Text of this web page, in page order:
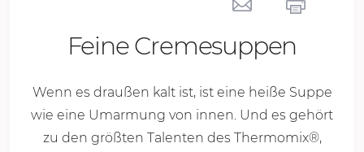
Feine Cremesuppen
Wenn es draußen kalt ist, ist eine heiße Suppe
wie eine Umarmung von innen. Und es gehört
zu den größten Talenten des Thermomix®,